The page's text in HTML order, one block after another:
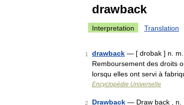
drawback
Interpretation Translation
1 drawback — [ drobak ] n. m.
Remboursement des droits
lorsqu elles ont servi à
Encyclopédie Universelle
2 Drawback — Draw back , n.